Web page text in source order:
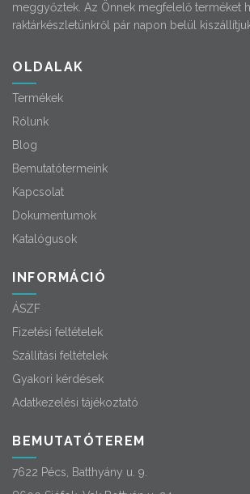
meggyőztek. Az Önnek megfelelő terméket
raktárkészletünkről pár napon belül
OLDALAK
Termékek
Rólunk
Blog
Bemutatótermeink
Kapcsolat
Dokumentumok
Katalógusok
INFORMÁCIÓ
ÁSZF
Fizetési feltételek
Szállítási feltételek
Gyakori kérdések
Adatkezelési tájékoztató
BEMUTATÓTEREM
7622 Pécs, Batthyány u. 9.